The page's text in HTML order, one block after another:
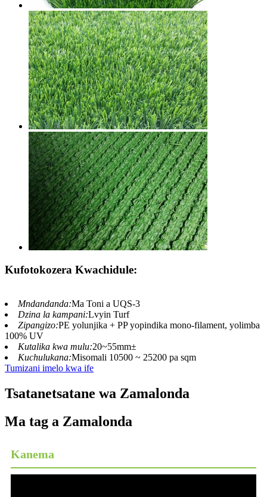
Kufotokozera Kwachidule:
Mndandanda:Ma Toni a UQS-3
Dzina la kampani:Lvyin Turf
Zipangizo:PE yolunjika + PP yopindika mono-filament, yolimba
100% UV
Kutalika kwa mulu:20~55mm±
Kuchulukana:Misomali 10500 ~ 25200 pa sqm
Tumizani imelo kwa ife
Tsatanetsatane wa Zamalonda
Ma tag a Zamalonda
Kanema